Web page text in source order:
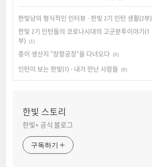
한빛냥의 형식적인 인터뷰 - 한빛 2기 인턴 생활(2부)
한빛 2기 인턴들의 코로나시대의 고군분투이야기(1
부)
(1)
종이 생산지 "장항공장"을 다녀오다 (0)
인턴이 보는 한빛(1) - 내가 만난 사람들 (0)
한빛 스토리
한빛+ 공식 블로그
구독하기